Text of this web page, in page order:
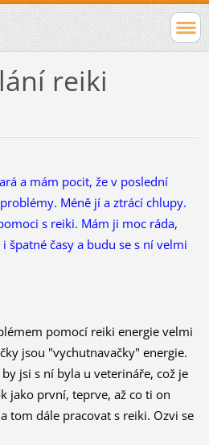
reiki
a mám pocit, že v poslední
Méně jí a ztrácí chlupy.
s reiki. Mám ji moc ráda,
špatné časy a budu se s ní velmi
pomocí reiki energie velmi
jsou "vychutnavačky" energie.
jsi s ní byla u veterináře, což je
jako první, teprve, až co ti on
tom dále pracovat s reiki. Ozvi se